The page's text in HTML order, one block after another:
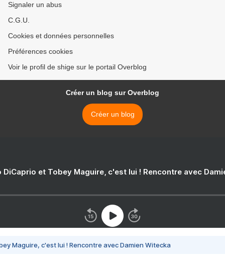
Signaler un abus
C.G.U.
Cookies et données personnelles
Préférences cookies
Voir le profil de shige sur le portail Overblog
Créer un blog sur Overblog
Créer un blog
DiCaprio et Tobey Maguire, c'est lui ! Rencontre avec
Maguire, c'est lui ! Rencontre avec Damien Witecka